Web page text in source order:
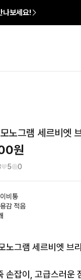
나보세요!
노그램 세르비엣
원
5 0
비통
감 적음
노그램 세르비엣 브
손잡이, 고급스러운